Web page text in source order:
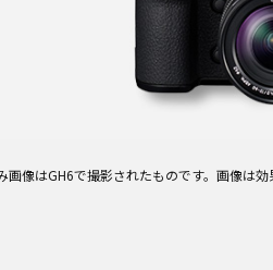
像はGH6で撮影されたものです。画像は